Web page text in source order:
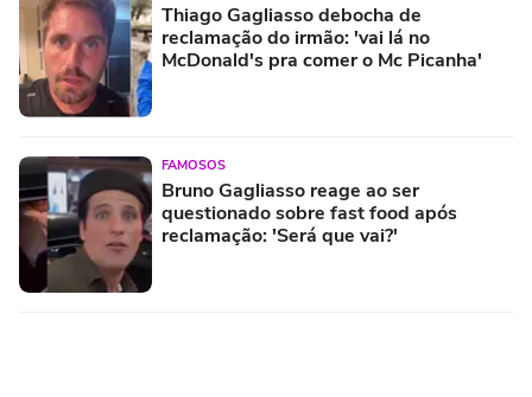
Thiago Gagliasso debocha de
reclamação do irmão: 'vai lá no
McDonald's pra comer o Mc Picanha'
FAMOSOS
Bruno Gagliasso reage ao ser
questionado sobre fast food após
reclamação: 'Será que vai?'